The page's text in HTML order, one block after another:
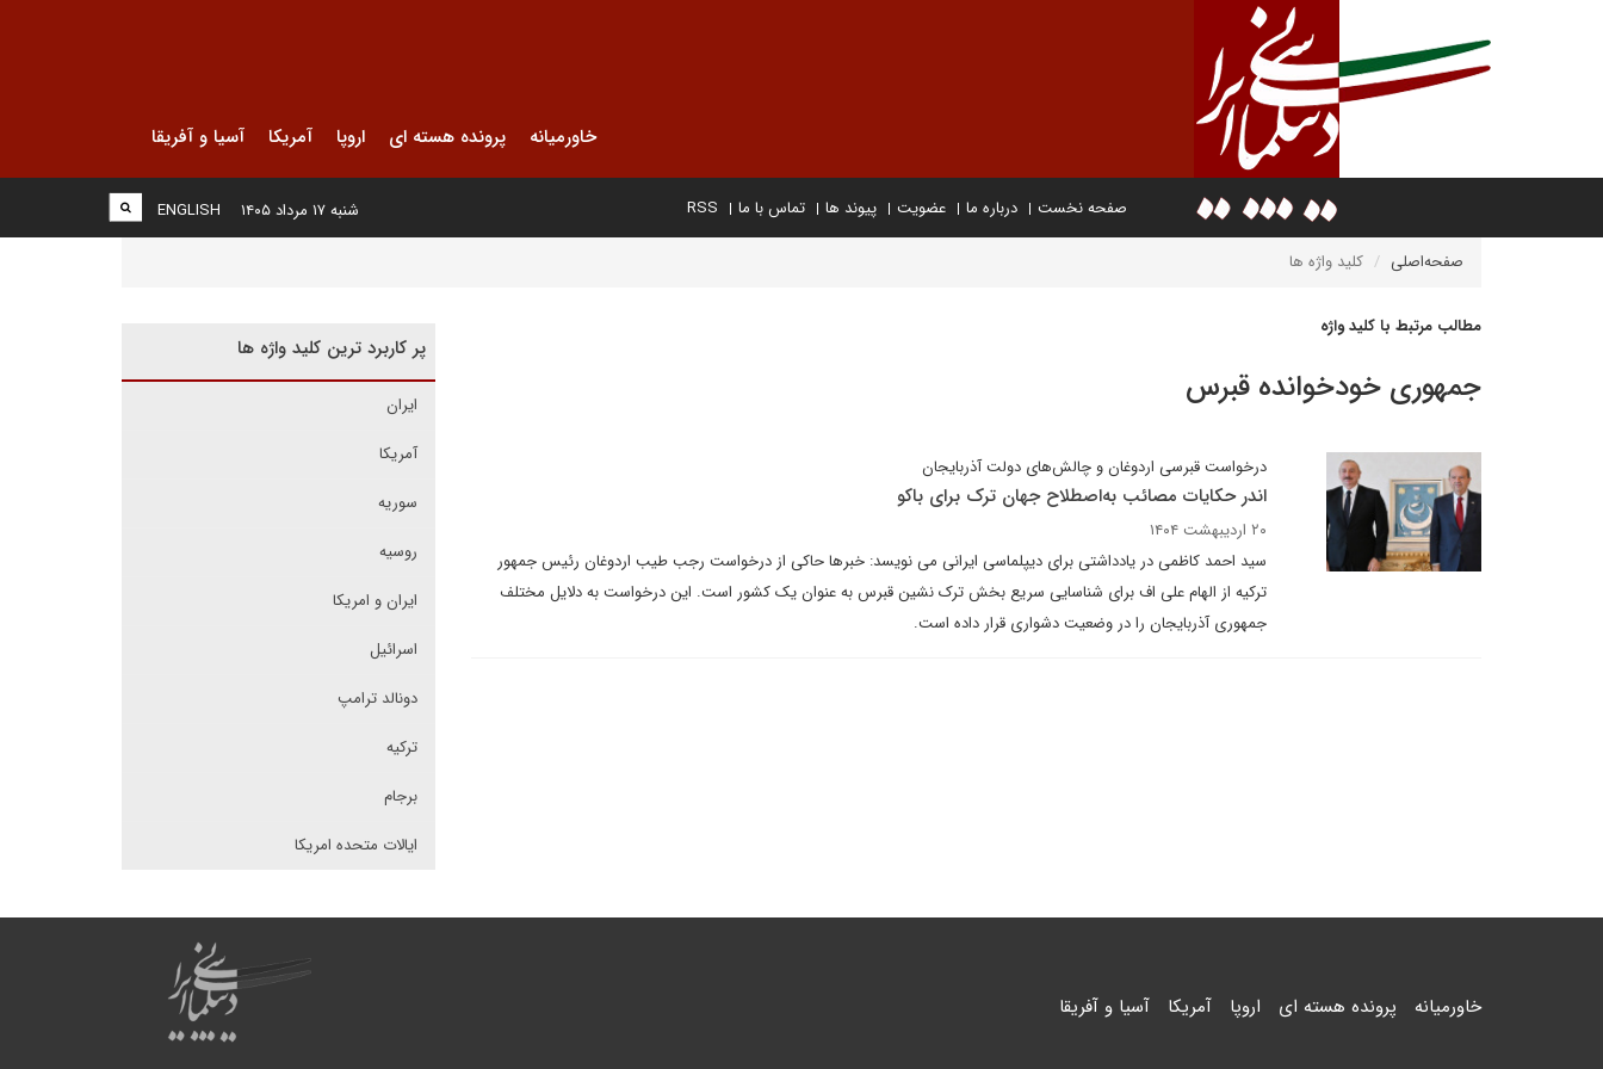
خاورمیانه پرونده هسته ای اروپا آمریکا آسیا و آفریقا
صفحه نخست درباره ما عضویت پیوند ها تماس با ما RSS
ENGLISH شنبه ۱۷ مرداد ۱۴۰۵
صفحه‌اصلی کلید واژه ها
مطالب مرتبط با کلید واژه
جمهوری خودخوانده قبرس
درخواست قبرسی اردوغان و چالش‌های دولت آذربایجان
اندر حکایات مصائب به‌اصطلاح جهان ترک برای باکو
۲۰ اردیبهشت ۱۴۰۴
سید احمد کاظمی در یادداشتی برای دیپلماسی ایرانی می نویسد: خبرها حاکی از درخواست رجب طیب اردوغان رئیس جمهور
ترکیه از الهام علی اف برای شناسایی سریع بخش ترک نشین قبرس به عنوان یک کشور است. این درخواست به دلایل مختلف
جمهوری آذربایجان را در وضعیت دشواری قرار داده است.
پر کاربرد ترین کلید واژه ها
ایران
آمریکا
سوریه
روسیه
ایران و امریکا
اسرائیل
دونالد ترامپ
ترکیه
برجام
ایالات متحده امریکا
خاورمیانه پرونده هسته ای اروپا آمریکا آسیا و آفریقا